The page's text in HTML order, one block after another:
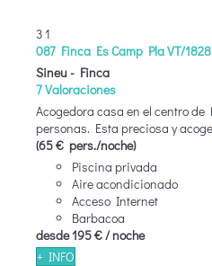
31
087 Finca Es Camp Pla VT/
Sineu - Finca
7 Valoraciones
Acogedora casa en el centro
personas. Esta preciosa y
(65 € pers./noche)
Piscina privada
Aire acondicionado
Acceso Internet
Barbacoa
desde195 €/ noche
+ INFO